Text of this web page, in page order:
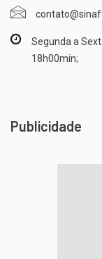
Segunda a
18h00min;
Publicidade